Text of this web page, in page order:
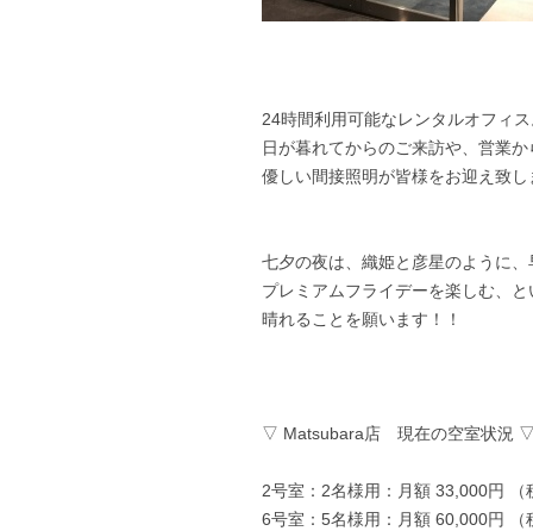
24時間利用可能なレンタルオフィ
日が暮れてからのご来訪や、営業
優しい間接照明が皆様をお迎え致し
七夕の夜は、織姫と彦星のように
プレミアムフライデーを楽しむ、
晴れることを願います！！
▽ Matsubara店 現在の空室状況
2号室：2名様用：月額 33,000円 （
6号室：5名様用：月額 60,000円 （